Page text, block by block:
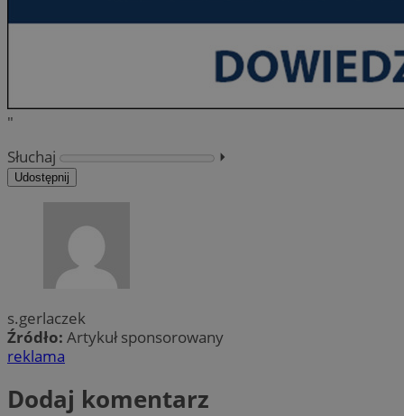
"
Słuchaj
⏵︎
Udostępnij
s.gerlaczek
Źródło: Artykuł sponsorowany
reklama
Dodaj komentarz